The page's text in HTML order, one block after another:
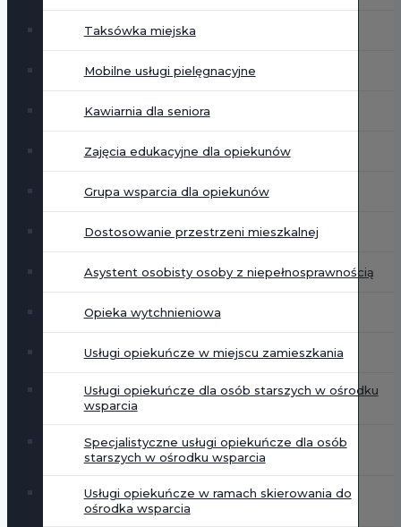
Taksówka miejska
Mobilne usługi pielęgnacyjne
Kawiarnia dla seniora
Zajęcia edukacyjne dla opiekunów
Grupa wsparcia dla opiekunów
Dostosowanie przestrzeni mieszkalnej
Asystent osobisty osoby z niepełnosprawnością
Opieka wytchnieniowa
Usługi opiekuńcze w miejscu zamieszkania
Usługi opiekuńcze dla osób starszych w ośrodku
wsparcia
Specjalistyczne usługi opiekuńcze dla osób
starszych w ośrodku wsparcia
Usługi opiekuńcze w ramach skierowania do
ośrodka wsparcia